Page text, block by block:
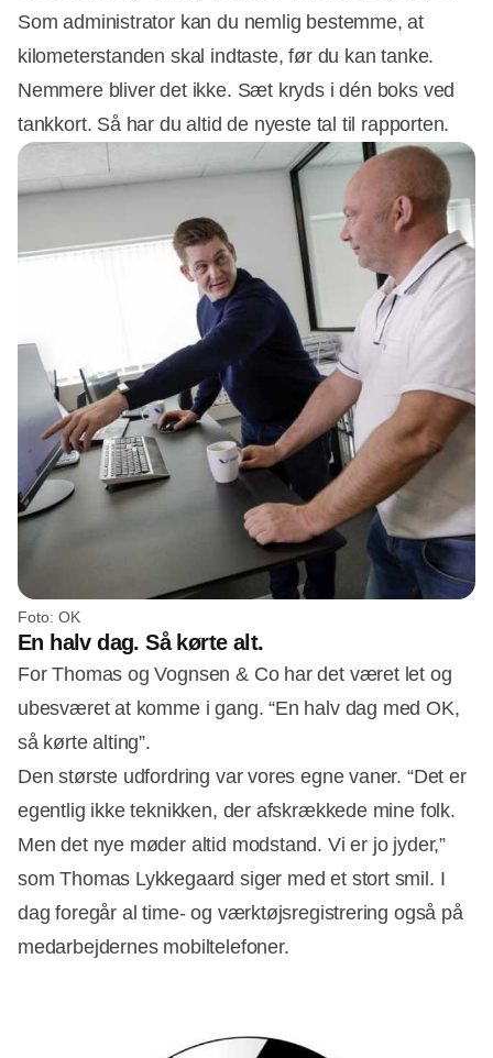
Som administrator kan du nemlig bestemme, at
kilometerstanden skal indtaste, før du kan tanke.
Nemmere bliver det ikke. Sæt kryds i dén boks ved
tankkort. Så har du altid de nyeste tal til rapporten.
Foto: OK
En halv dag. Så kørte alt.
For Thomas og Vognsen & Co har det været let og
ubesværet at komme i gang. “En halv dag med OK,
så kørte alting”.
Den største udfordring var vores egne vaner. “Det er
egentlig ikke teknikken, der afskrækkede mine folk.
Men det nye møder altid modstand. Vi er jo jyder,”
som Thomas Lykkegaard siger med et stort smil. I
dag foregår al time- og værktøjsregistrering også på
medarbejdernes mobiltelefoner.